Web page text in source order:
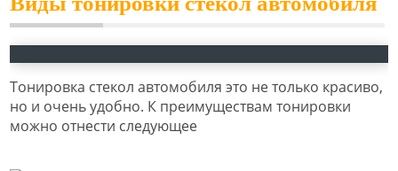
Тонировка стекол автомобиля это не только красиво,
но и очень удобно. К преимуществам тонировки
можно отнести следующее